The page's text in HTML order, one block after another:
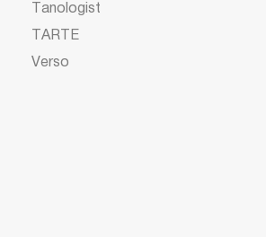
Tanologist
TARTE
Verso